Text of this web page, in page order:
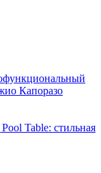
Капоразо
Table: стильная